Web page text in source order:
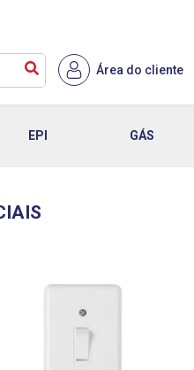
Área do cliente
EPI GÁS